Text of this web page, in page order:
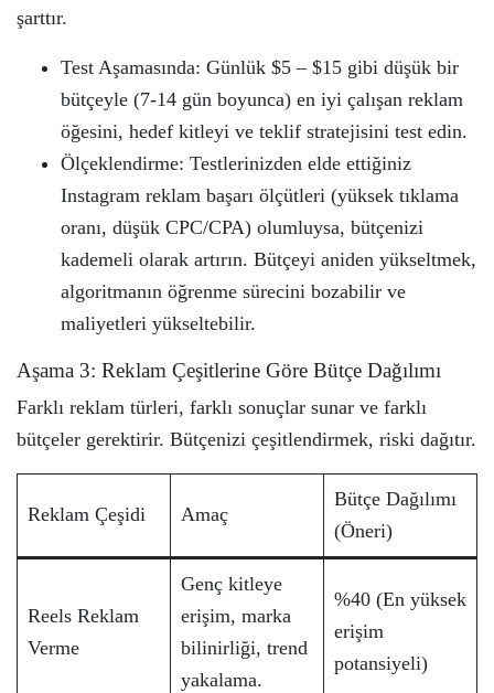
şarttır.
Test Aşamasında: Günlük $5 – $15 gibi düşük bir
bütçeyle (7-14 gün boyunca) en iyi çalışan reklam
öğesini, hedef kitleyi ve teklif stratejisini test edin.
Ölçeklendirme: Testlerinizden elde ettiğiniz
Instagram reklam başarı ölçütleri (yüksek tıklama
oranı, düşük CPC/CPA) olumluysa, bütçenizi
kademeli olarak artırın. Bütçeyi aniden yükseltmek,
algoritmanın öğrenme sürecini bozabilir ve
maliyetleri yükseltebilir.
Aşama 3: Reklam Çeşitlerine Göre Bütçe Dağılımı
Farklı reklam türleri, farklı sonuçlar sunar ve farklı
bütçeler gerektirir. Bütçenizi çeşitlendirmek, riski dağıtır.
Reklam Çeşidi Amaç
Bütçe Dağılımı
(Öneri)
Reels Reklam
Verme
Genç kitleye
erişim, marka
bilinirliği, trend
yakalama.
%40 (En yüksek
erişim
potansiyeli)